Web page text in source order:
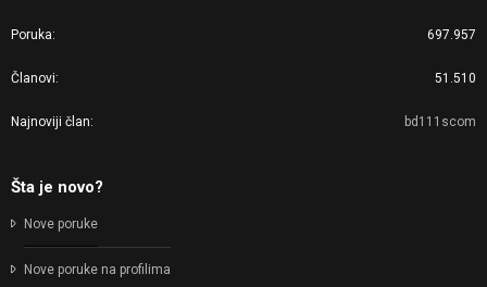
Poruka 697.957
Članovi 51.510
Najnoviji član bd111scom
Šta je novo?
Nove poruke
Nove poruke na profilima